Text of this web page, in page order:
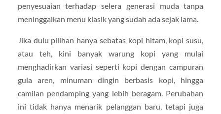
penyesuaian terhadap selera generasi muda tanpa
meninggalkan menu klasik yang sudah ada sejak lama.
Jika dulu pilihan hanya sebatas kopi hitam, kopi susu,
atau teh, kini banyak warung kopi yang mulai
menghadirkan variasi seperti kopi dengan campuran
gula aren, minuman dingin berbasis kopi, hingga
camilan pendamping yang lebih beragam. Perubahan
ini tidak hanya menarik pelanggan baru, tetapi juga